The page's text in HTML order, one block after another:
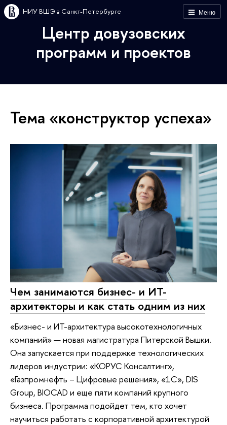
Меню
НИУ ВШЭ в Санкт-Петербурге
Центр довузовских
программ и проектов
Тема «конструктор успеха»
Чем занимаются бизнес- и ИТ-
архитекторы и как стать одним из них
«Бизнес- и ИТ-архитектура высокотехнологичных
компаний» — новая магистратура Питерской Вышки.
Она запускается при поддержке технологических
лидеров индустрии: «КОРУС Консалтинг»,
«Газпромнефть – Цифровые решения», «1С», DIS
Group, BIOCAD и еще пяти компаний крупного
бизнеса. Программа подойдет тем, кто хочет
научиться работать с корпоративной архитектурой